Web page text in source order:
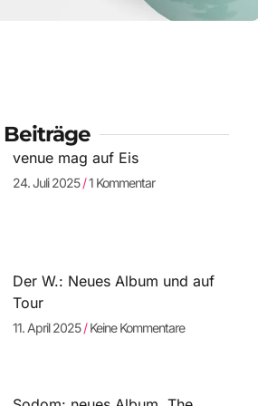
venue mag auf Eis
24. Juli 2025 1 Kommentar
Der W.: Neues Album und auf
Tour
11. April 2025 Keine Kommentare